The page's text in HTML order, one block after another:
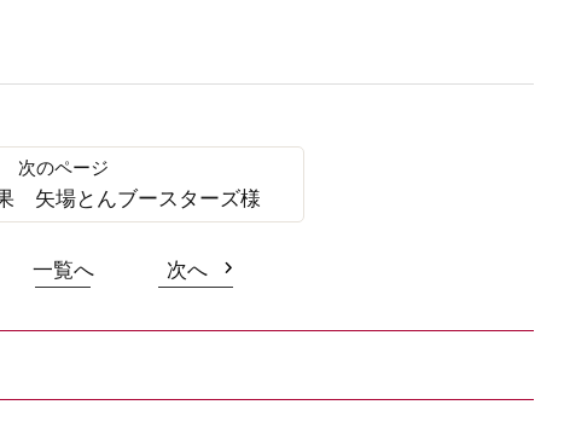
矢場とんブースターズ様
一覧へ 次へ